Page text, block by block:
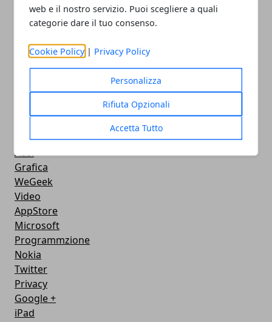
web e il nostro servizio. Puoi scegliere a quali
categorie dare il tuo consenso.
Cookie Policy | Privacy Policy
Personalizza
Rifiuta Opzionali
Accetta Tutto
Android
Musica
FaceBook
Google Maps
Hardware
Chat
Adsl
Grafica
WeGeek
Video
AppStore
Microsoft
Programmzione
Nokia
Twitter
Privacy
Google +
iPad